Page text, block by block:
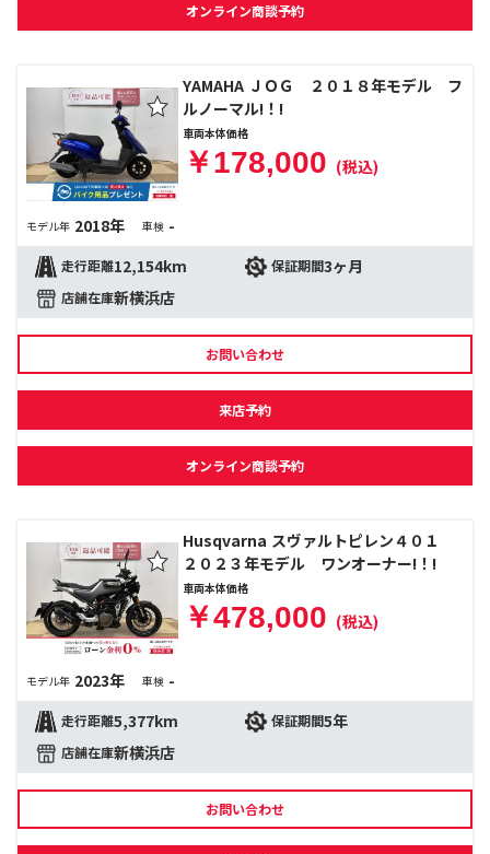
オンライン商談予約
YAMAHA ＪＯＧ ２０１８年モデル フ
ルノーマル!！!
車両本体価格
￥178,000 (税込)
モデル年 2018年 車検 -
走行距離12,154km 保証期間3ヶ月
店舗在庫新横浜店
お問い合わせ
来店予約
オンライン商談予約
Husqvarna スヴァルトピレン４０１
２０２３年モデル ワンオーナー!！!
車両本体価格
￥478,000 (税込)
モデル年 2023年 車検 -
走行距離5,377km 保証期間5年
店舗在庫新横浜店
お問い合わせ